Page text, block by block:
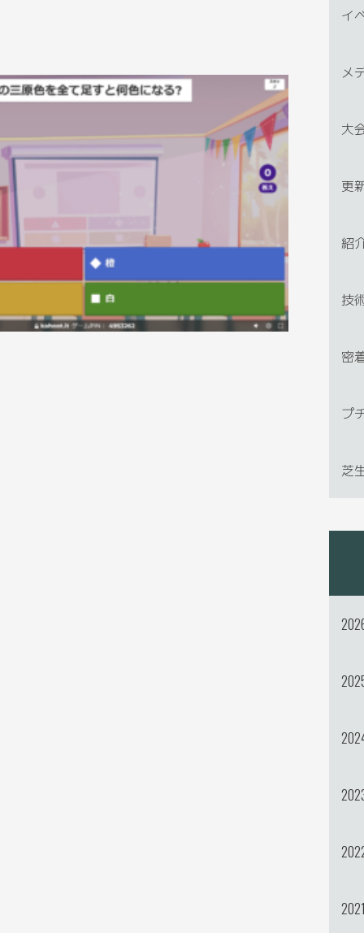
イ
メ
大
更
紹
技
密
プ
芝
2021